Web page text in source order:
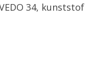
34, kunststof